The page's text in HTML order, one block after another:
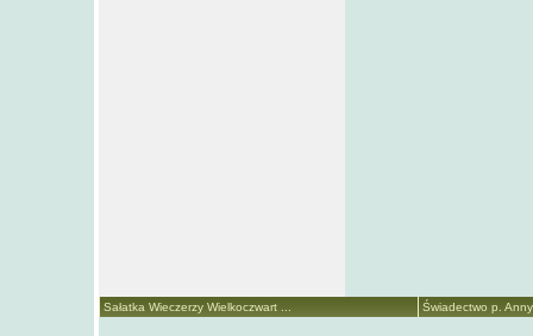
Sałatka Wieczerzy Wielkoczwart ... Świadectwo p.